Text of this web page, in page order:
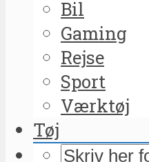
Bil
Gaming
Rejse
Sport
Værktøj
Tøj